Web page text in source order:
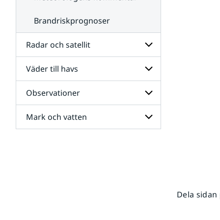
Brandriskprognoser
Radar och satellit
Undersidor
för
Radar
och
satellit
Väder till havs
Undersidor
för
Väder
till
havs
Observationer
Undersidor
för
Mark och vatten
Dela sidan